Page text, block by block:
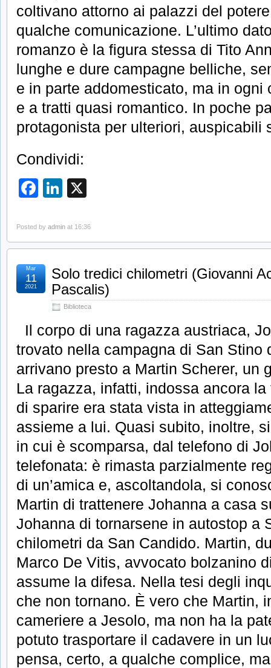
coltivano attorno ai palazzi del
qualche comunicazione. L’ultimo
romanzo è la figura stessa di Tito
lunghe e dure campagne belliche,
e in parte addomesticato, ma in ogni
e a tratti quasi romantico. In poche
protagonista per ulteriori, auspicabili
Condividi:
Facebook
LinkedIn
Posted by admin at 16:36
Solo tredici chilometri (Giovanni
Pascalis)
Biblioteca
Mar
11
2021
Il corpo di una ragazza austriaca,
trovato nella campagna di San Stino
arrivano presto a Martin Scherer, un
La ragazza, infatti, indossa ancora
di sparire era stata vista in
assieme a lui. Quasi subito, inoltre,
in cui è scomparsa, dal telefono di
telefonata: è rimasta parzialmente
di un’amica e, ascoltandola, si
Martin di trattenere Johanna a casa
Johanna di tornarsene in autostop a
chilometri da San Candido. Martin,
Marco De Vitis, avvocato bolzanino
assume la difesa. Nella tesi degli
che non tornano. È vero che Martin,
cameriere a Jesolo, ma non ha la
potuto trasportare il cadavere in un
pensa, certo, a qualche complice,